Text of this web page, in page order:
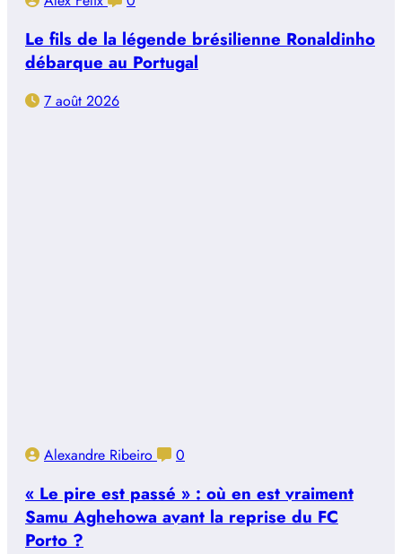
Le fils de la légende brésilienne Ronaldinho
débarque au Portugal
7 août 2026
Alexandre Ribeiro 0
« Le pire est passé » : où en est vraiment
Samu Aghehowa avant la reprise du FC
Porto ?